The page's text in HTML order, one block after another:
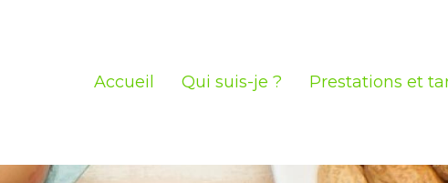
Accueil Qui suis-je ? Prestations et